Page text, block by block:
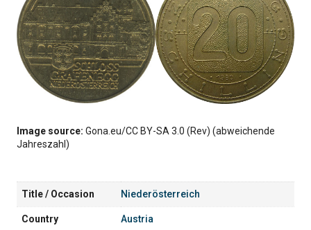
Image source: Gona.eu/CC BY-SA 3.0 (Rev) (abweichende
Jahreszahl)
Title / Occasion Niederösterreich
Country Austria